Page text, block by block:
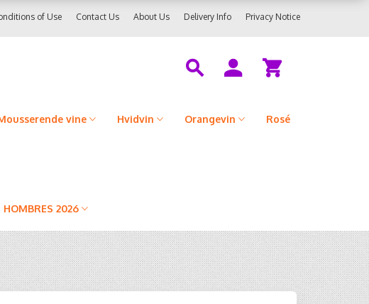
Privacy Notice
Delivery Info
About Us
Contact Us
of Use
vine Hvidvin Orangevin Rosé
HOMBRES 2026